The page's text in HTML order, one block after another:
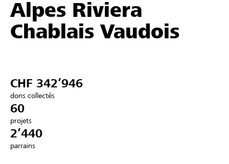
Partenaires / Banques Raiffeisen
S'inscrire
DE FR
Alpes Riviera
Chablais Vaudois
CHF 342’946
dons collectés
60
projets
2’440
parrains